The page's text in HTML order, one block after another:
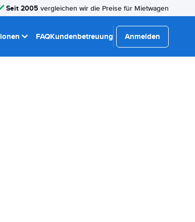
Seit 2005 vergleichen wir die Preise für Mietwagen
FAQKundenbetreuung Anmelden